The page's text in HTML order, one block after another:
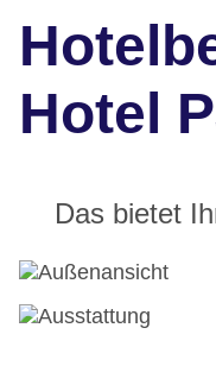
Hotel
Das bietet